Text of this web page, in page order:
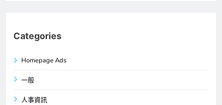
Categories
Homepage Ads
一般
人事資訊